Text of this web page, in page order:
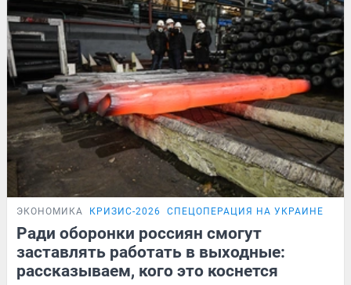
ЭКОНОМИКА КРИЗИС-2026 СПЕЦОПЕРАЦИЯ НА УКРАИНЕ
Ради оборонки россиян смогут
заставлять работать в выходные:
рассказываем, кого это коснется